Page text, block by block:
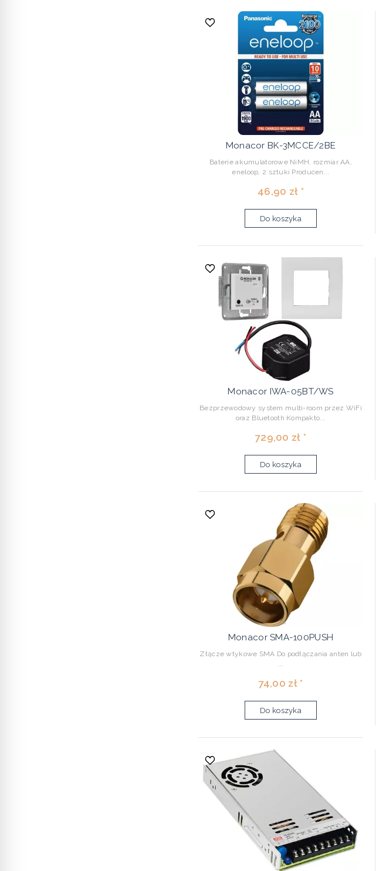
Monacor BK-3MCCE/2BE
Baterie akumulatorowe NiMH, rozmiar AA,
eneloop, 2 sztuki Producen...
46,90 zł *
Do koszyka
Monacor IWA-05BT/WS
Bezprzewodowy system multi-room przez WiFi
oraz Bluetooth Kompakto...
729,00 zł *
Do koszyka
Monacor SMA-100PUSH
Złącze wtykowe SMA Do podłączania anten lub
...
74,00 zł *
Do koszyka